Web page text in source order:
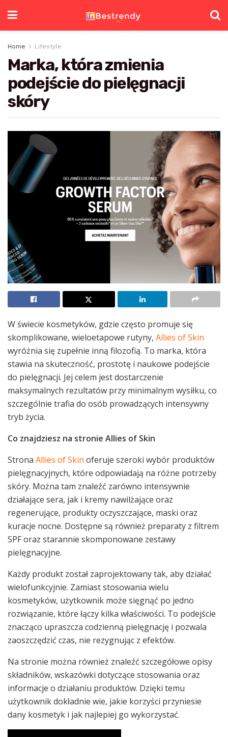
Home Lifestyle
Marka, która zmienia
podejście do pielęgnacji
skóry
W świecie kosmetyków, gdzie często promuje się
skomplikowane, wieloetapowe rutyny, Allies of Skin
wyróżnia się zupełnie inną filozofią. To marka, która
stawia na skuteczność, prostotę i naukowe podejście
do pielęgnacji. Jej celem jest dostarczenie
maksymalnych rezultatów przy minimalnym wysiłku, co
szczególnie trafia do osób prowadzących intensywny
tryb życia.
Co znajdziesz na stronie Allies of Skin
Strona Allies of Skin oferuje szeroki wybór produktów
pielęgnacyjnych, które odpowiadają na różne potrzeby
skóry. Można tam znaleźć zarówno intensywnie
działające sera, jak i kremy nawilżające oraz
regenerujące, produkty oczyszczające, maski oraz
kuracje nocne. Dostępne są również preparaty z filtrem
SPF oraz starannie skomponowane zestawy
pielęgnacyjne.
Każdy produkt został zaprojektowany tak, aby działać
wielofunkcyjnie. Zamiast stosowania wielu
kosmetyków, użytkownik może sięgnąć po jedno
rozwiązanie, które łączy kilka właściwości. To podejście
znacząco upraszcza codzienną pielęgnację i pozwala
zaoszczędzić czas, nie rezygnując z efektów.
Na stronie można również znaleźć szczegółowe opisy
składników, wskazówki dotyczące stosowania oraz
informacje o działaniu produktów. Dzięki temu
użytkownik dokładnie wie, jakie korzyści przyniesie
dany kosmetyk i jak najlepiej go wykorzystać.